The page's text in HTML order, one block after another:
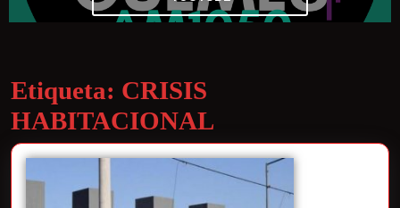
Etiqueta: CRISIS
HABITACIONAL